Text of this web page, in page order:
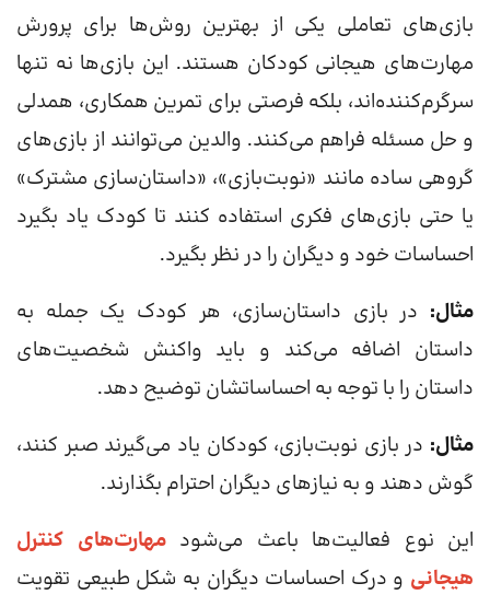
بازی‌های تعاملی یکی از بهترین روش‌ها برای پرورش
مهارت‌های هیجانی کودکان هستند. این بازی‌ها نه تنها
سرگرم‌کننده‌اند، بلکه فرصتی برای تمرین همکاری، همدلی
و حل مسئله فراهم می‌کنند. والدین می‌توانند از بازی‌های
گروهی ساده مانند «نوبت‌بازی»، «داستان‌سازی مشترک»
یا حتی بازی‌های فکری استفاده کنند تا کودک یاد بگیرد
احساسات خود و دیگران را در نظر بگیرد.
مثال: در بازی داستان‌سازی، هر کودک یک جمله به
داستان اضافه می‌کند و باید واکنش شخصیت‌های
داستان را با توجه به احساساتشان توضیح دهد.
مثال: در بازی نوبت‌بازی، کودکان یاد می‌گیرند صبر کنند،
گوش دهند و به نیازهای دیگران احترام بگذارند.
این نوع فعالیت‌ها باعث می‌شودمهارت‌های کنترل
هیجانی و درک احساسات دیگران به شکل طبیعی تقویت